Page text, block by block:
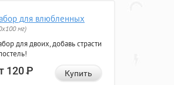
для влюбленных
мг)
для двоих, добавь страсти
120Р Купить